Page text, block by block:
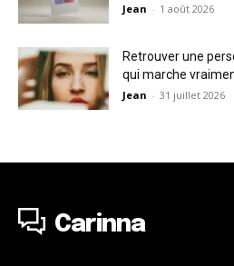
Jean - 1 août 2026
Retrouver une
qui marche
Jean - 31 juillet 2026
Carinna